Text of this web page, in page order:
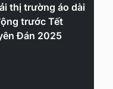
thị trường áo dài
trước Tết
Đán 2025